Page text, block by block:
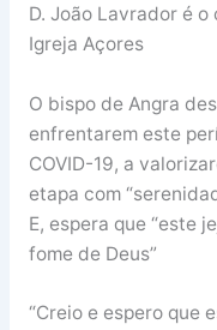
D. João Lavrador é
Igreja Açores
O bispo de Angra
enfrentarem este
COVID-19, a
etapa com
E, espera que “este
fome de Deus”
“Creio e espero que